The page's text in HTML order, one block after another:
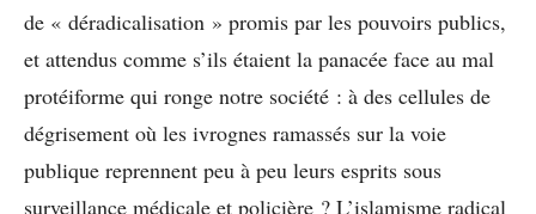
de « déradicalisation » promis par les pouvoirs publics,
et attendus comme s’ils étaient la panacée face au mal
protéiforme qui ronge notre société : à des cellules de
dégrisement où les ivrognes ramassés sur la voie
publique reprennent peu à peu leurs esprits sous
surveillance médicale et policière ? L’islamisme radical